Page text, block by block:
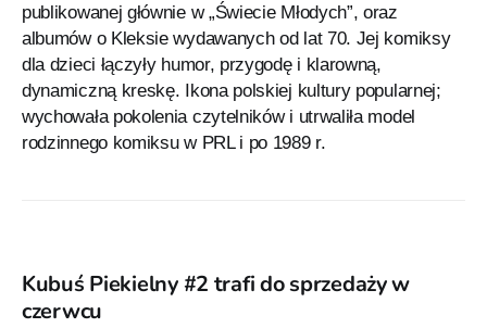
publikowanej głównie w „Świecie Młodych”, oraz
albumów o Kleksie wydawanych od lat 70. Jej komiksy
dla dzieci łączyły humor, przygodę i klarowną,
dynamiczną kreskę. Ikona polskiej kultury popularnej;
wychowała pokolenia czytelników i utrwaliła model
rodzinnego komiksu w PRL i po 1989 r.
Kubuś Piekielny #2 trafi do sprzedaży w
czerwcu